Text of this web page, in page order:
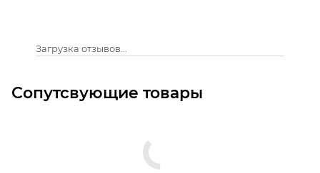
Загрузка отзывов...
Сопутсвующие товары